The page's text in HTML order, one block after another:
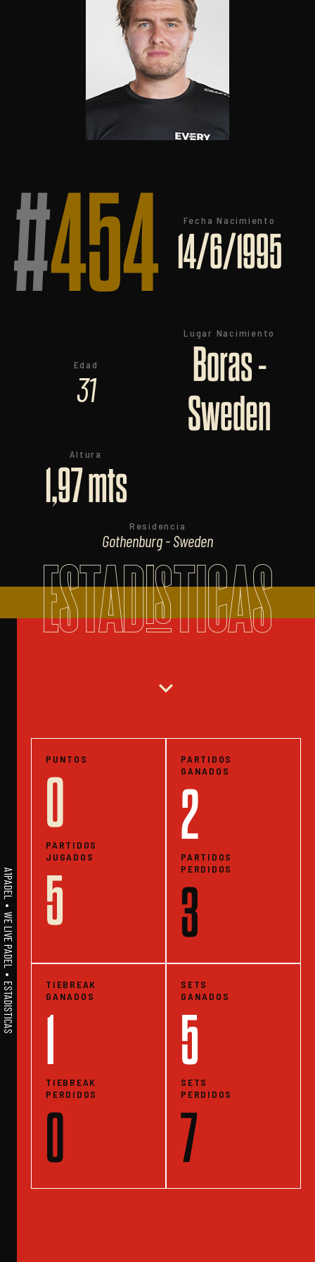
#454 Fecha Nacimiento
14/6/1995
Edad
31
Lugar Nacimiento
Boras -
Sweden
Altura
1,97 mts
Residencia
Gothenburg - Sweden
ESTADISTICAS
A1PADEL • WE LIVE PADEL • ESTADISTICAS
expand_more
PUNTOS
0
PARTIDOS
JUGADOS
5
PARTIDOS
GANADOS
2
PARTIDOS
PERDIDOS
3
TIEBREAK
GANADOS
1
TIEBREAK
PERDIDOS
0
SETS
GANADOS
5
SETS
PERDIDOS
7